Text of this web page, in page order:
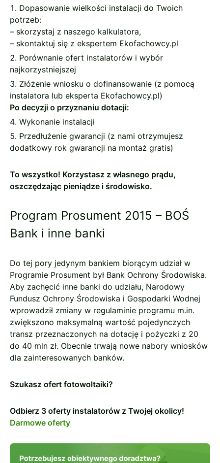
Dopasowanie wielkości instalacji do Twoich
potrzeb:
– skorzystaj z naszego kalkulatora,
– skontaktuj się z ekspertem Ekofachowcy.pl
Porównanie ofert instalatorów i wybór
najkorzystniejszej
Złóżenie wniosku o dofinansowanie (z pomocą
instalatora lub eksperta Ekofachowcy.pl)
Po decyzji o przyznaniu dotacji:
Wykonanie instalacji
Przedłużenie gwarancji (z nami otrzymujesz
dodatkowy rok gwarancji na montaż gratis)
To wszystko! Korzystasz z własnego prądu,
oszczędzając pieniądze i środowisko.
Program Prosument 2015 – BOŚ
Bank i inne banki
Do tej pory jedynym bankiem biorącym udział w
Programie Prosument był Bank Ochrony Środowiska.
Aby zachęcić inne banki do udziału, Narodowy
Fundusz Ochrony Środowiska i Gospodarki Wodnej
wprowadził zmiany w regulaminie programu m.in.
zwiększono maksymalną wartość pojedynczych
transz przeznaczonych na dotację i pożyczki z 20
do 40 mln zł. Obecnie trwają nowe nabory wniosków
dla zainteresowanych banków.
Szukasz ofert fotowoltaiki?
Odbierz 3 oferty instalatorów z Twojej okolicy!
Darmowe oferty